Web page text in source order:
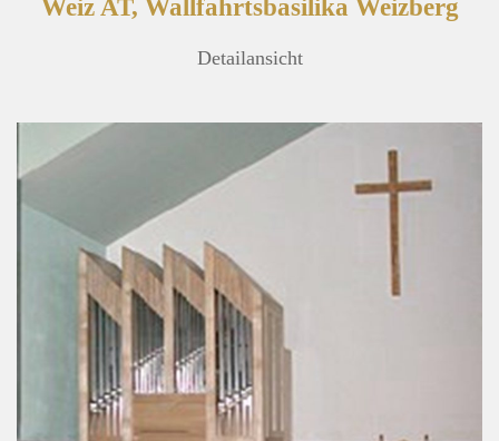
Weiz AT, Wallfahrtsbasilika Weizberg
Detailansicht